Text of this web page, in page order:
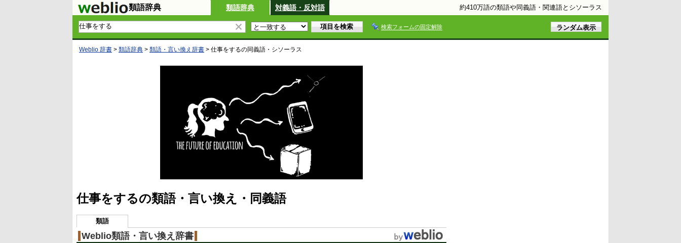
類語辞典 類語辞典 対義語・反対語 約410万語の類語や同義語・関連語とシソーラス
検索フォームの固定解除
Weblio 辞書 > 類語辞典 > 類語・言い換え辞書 > 仕事をするの同義語・シソーラス
仕事をするの類語・言い換え・同義語
類語
Weblio類語・言い換え辞書